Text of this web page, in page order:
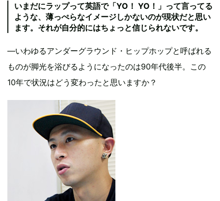
いまだにラップって英語で「YO！ YO！」って言ってる
ような、薄っぺらなイメージしかないのが現状だと思い
ます。それが自分的にはちょっと信じられないです。
―いわゆるアンダーグラウンド・ヒップホップと呼ばれる
ものが脚光を浴びるようになったのは90年代後半。この
10年で状況はどう変わったと思いますか？